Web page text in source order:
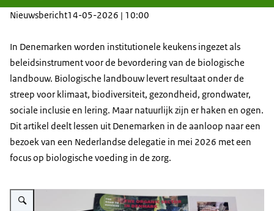
Nieuwsbericht14-05-2026 | 10:00
In Denemarken worden institutionele keukens ingezet als
beleidsinstrument voor de bevordering van de biologische
landbouw. Biologische landbouw levert resultaat onder de
streep voor klimaat, biodiversiteit, gezondheid, grondwater,
sociale inclusie en lering. Maar natuurlijk zijn er haken en ogen.
Dit artikel deelt lessen uit Denemarken in de aanloop naar een
bezoek van een Nederlandse delegatie in mei 2026 met een
focus op biologische voeding in de zorg.
Vergroot afbeelding magazines